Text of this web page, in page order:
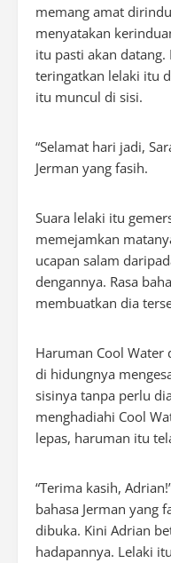
memang amat
menyatakan
itu pasti akan
teringatkan lelaki itu
itu muncul di sisi.
“Selamat hari jadi,
Jerman yang fasih.
Suara lelaki itu
memejamkan
ucapan salam
dengannya. Rasa
membuatkan dia
Haruman Cool Water
di hidungnya
sisinya tanpa perlu
menghadiahi Cool
lepas, haruman itu
“Terima kasih,
bahasa Jerman yang
dibuka. Kini Adrian
hadapannya. Lelaki